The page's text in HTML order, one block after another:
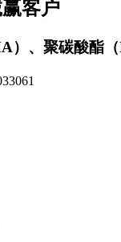
客户
）、聚碳酸酯